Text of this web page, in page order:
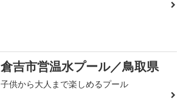
倉吉市営温水プール／鳥取県
子供から大人まで楽しめるプール